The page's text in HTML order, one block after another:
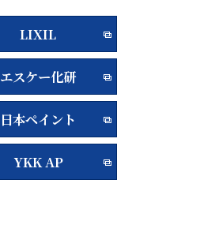
LIXIL
エスケー化研
日本ペイント
YKK AP